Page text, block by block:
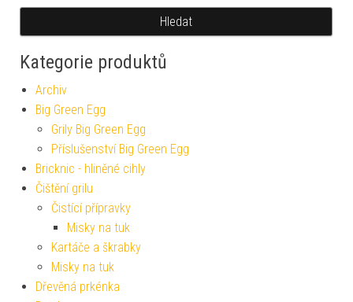
Hledat
Kategorie produktů
Archiv
Big Green Egg
Grily Big Green Egg
Příslušenství Big Green Egg
Bricknic - hliněné cihly
Čištění grilu
Čistící přípravky
Misky na tuk
Kartáče a škrabky
Misky na tuk
Dřevěná prkénka